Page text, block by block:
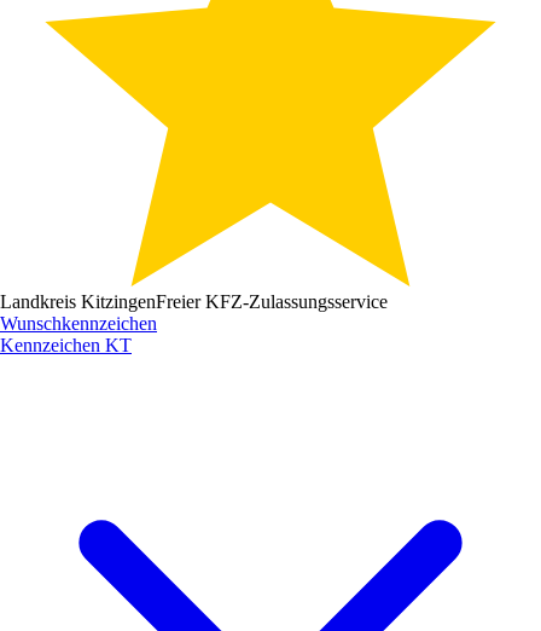
Landkreis KitzingenFreier KFZ-Zulassungsservice
Wunschkennzeichen
Kennzeichen KT